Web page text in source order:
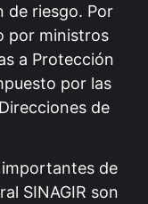
de riesgo. Por
por ministros
a Protección
por las
de
importantes de
SINAGIR son